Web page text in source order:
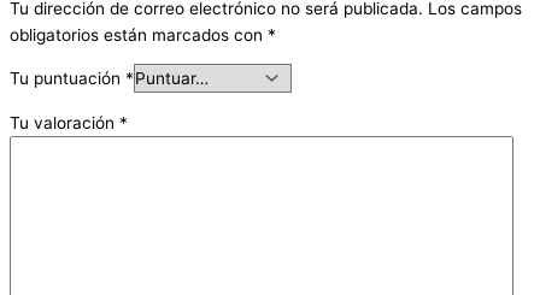
Tu dirección de correo electrónico no será publicada. Los campos
obligatorios están marcados con *
Tu puntuación *
Tu valoración *